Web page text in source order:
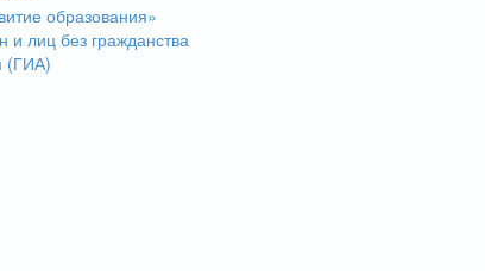
образования»
лиц без гражданства
(ГИА)